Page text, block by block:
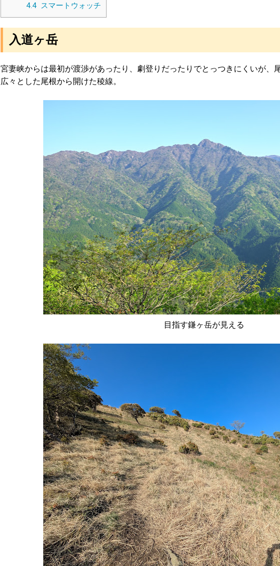
4.4 スマートウォッチ
入道ヶ岳
宮妻峡からは最初が渡渉があったり、劇登りだったりでとっつきにくいが、
広々とした尾根から開けた稜線。
目指す鎌ヶ岳が見える